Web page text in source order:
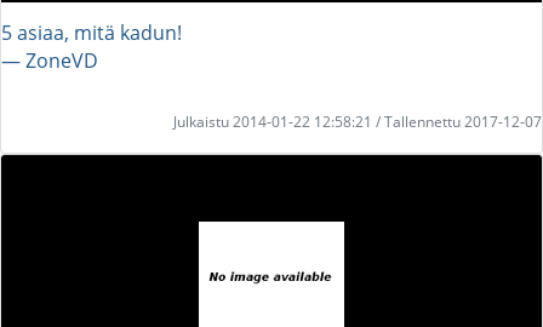
5 asiaa, mitä kadun!
― ZoneVD
Julkaistu 2014-01-22 12:58:21 / Tallennettu 2017-12-07